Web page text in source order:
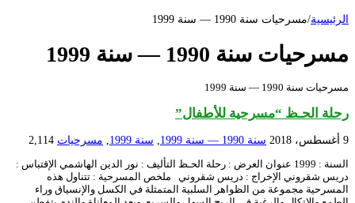
الرئيسية/مسرحيات سنة 1990 — سنة 1999
مسرحيات سنة 1990 — سنة 1999
مسرحيات سنة 1990 — سنة 1999
رحلة الحـظ “مسرحية للأطفال”
9 أغسطس، 2018 سنة 1990 — سنة 1999 سنة 1999 مسرحيات 2,114
السنة : 1999 عنوان العرض : رحلة الحـظ التأليف : نور الدين الهاشمي الإقتباس :
دريس شقروني الإخراج : دريس شقروني ملخص المسرحية : تتناول هذه
المسرحية مجموعة من الظواهر السلبية المتمثلة في الكسل والإنسياق وراء